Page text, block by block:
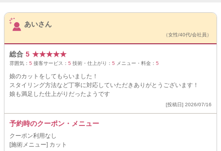
サロンPick Up
あいさん
（女性/40代/会社員）
総合 5 ★★★★★
雰囲気： 5 接客サービス： 5 技術・仕上がり： 5 メニュー・料金： 5
娘のカットをしてもらいました！
スタイリング方法など丁寧に対応していただきありがとうございます！
娘も満足した仕上がりだったようです
[投稿日] 2026/07/16
予約時のクーポン・メニュー
クーポン利用なし
[施術メニュー] カット